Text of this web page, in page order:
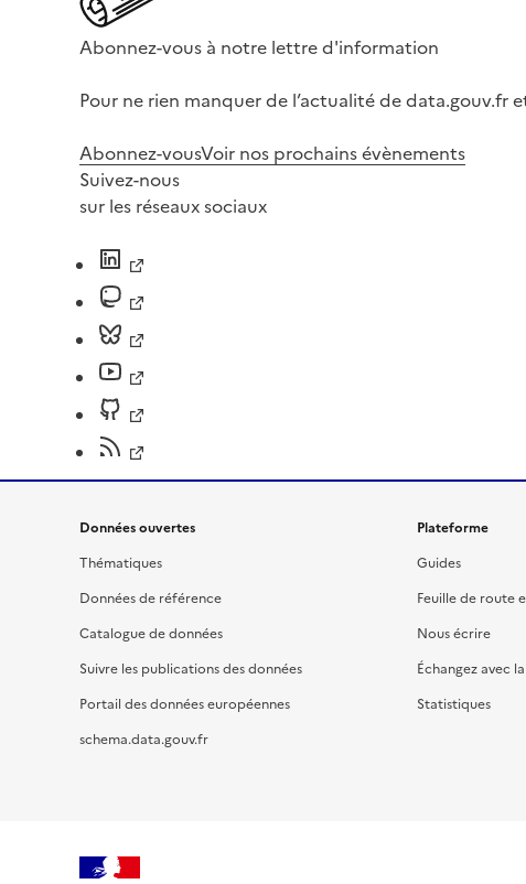
Abonnez-vous à notre lettre d'information
Pour ne rien manquer de l’actualité de data.gouv.fr
Abonnez-vousVoir nos prochains évènements
Suivez-nous
sur les réseaux sociaux
Données ouvertes
Thématiques
Données de référence
Catalogue de données
Suivre les publications des données
Portail des données européennes
schema.data.gouv.fr
Plateforme
Guides
Feuille de route
Nous écrire
Échangez avec
Statistiques